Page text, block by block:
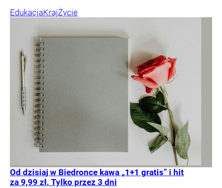
EdukacjaKrajŻycie
Od dzisiaj w Biedronce kawa „1+1 gratis” i hit
za 9,99 zł. Tylko przez 3 dni